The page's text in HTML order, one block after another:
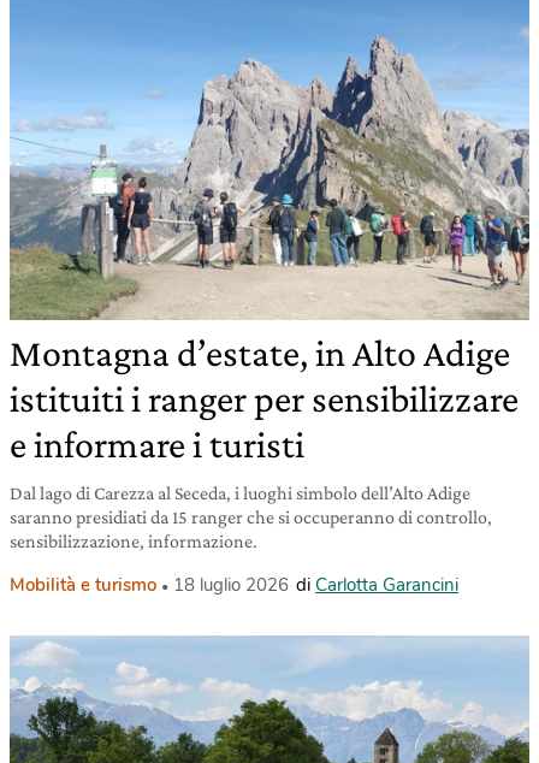
Montagna d’estate, in Alto Adige
istituiti i ranger per sensibilizzare
e informare i turisti
Dal lago di Carezza al Seceda, i luoghi simbolo dell’Alto Adige
saranno presidiati da 15 ranger che si occuperanno di controllo,
sensibilizzazione, informazione.
Mobilità e turismo 18 luglio 2026 di Carlotta Garancini